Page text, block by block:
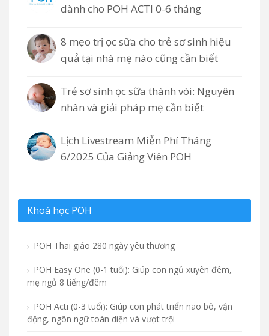
dành cho POH ACTI 0-6 tháng
8 mẹo trị ọc sữa cho trẻ sơ sinh hiệu
quả tại nhà mẹ nào cũng cần biết
Trẻ sơ sinh ọc sữa thành vòi: Nguyên
nhân và giải pháp mẹ cần biết
Lịch Livestream Miễn Phí Tháng
6/2025 Của Giảng Viên POH
Khoá học POH
POH Thai giáo 280 ngày yêu thương
POH Easy One (0-1 tuổi): Giúp con ngủ xuyên đêm,
mẹ ngủ 8 tiếng/đêm
POH Acti (0-3 tuổi): Giúp con phát triển não bô, vận
động, ngôn ngữ toàn diện và vượt trội